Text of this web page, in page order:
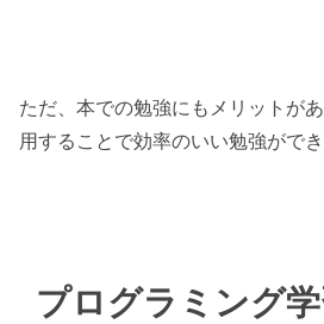
ただ、本での勉強にもメリットが
用することで効率のいい勉強ができ
プログラミング